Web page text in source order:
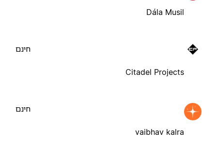
Dála Musil
Citadel Projects
חינם
vaibhav kalra
חינם